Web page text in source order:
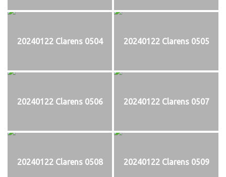
20240122 Clarens 0504 20240122 Clarens 0505
20240122 Clarens 0506 20240122 Clarens 0507
20240122 Clarens 0508 20240122 Clarens 0509